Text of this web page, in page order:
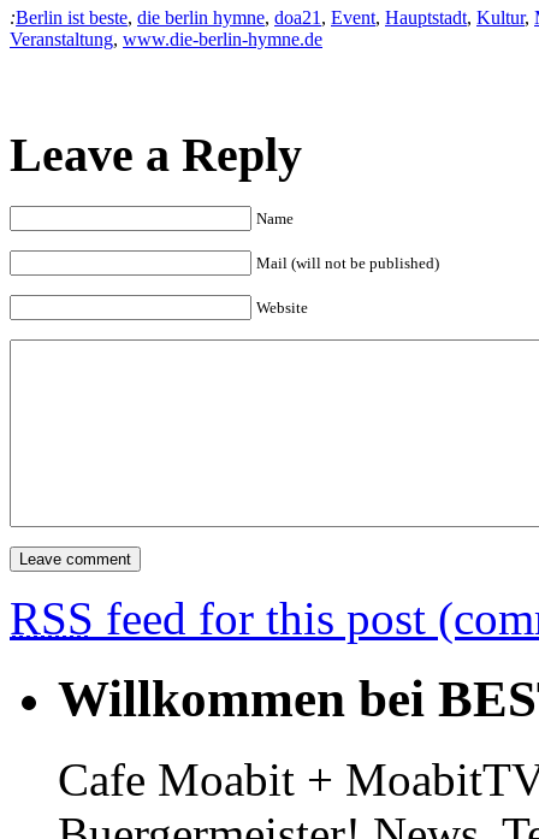
:Berlin ist beste, die berlin hymne, doa21 , Event, Hauptstadt, Kultur,
Veranstaltung, www.die-berlin-hymne.de
Leave a Reply
Name
Mail (will not be published)
Website
RSS feed for this post
Willkommen bei
Cafe Moabit +